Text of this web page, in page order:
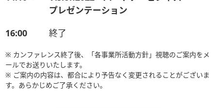
プレゼンテーション
16:00 終了
※ カンファレンス終了後、「各事業所活動方針」視聴のご案内をメ
ールでお送りいたします。
※ ご案内の内容は、都合により予告なく変更されることがございま
す。あらかじめご了承ください。